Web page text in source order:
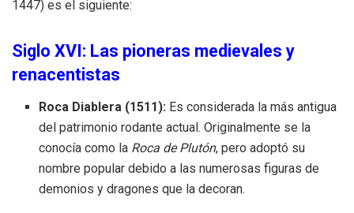
1447) es el siguiente:
Siglo XVI: Las pioneras medievales y
renacentistas
Roca Diablera (1511): Es considerada la más antigua
del patrimonio rodante actual. Originalmente se la
conocía como la Roca de Plutón, pero adoptó su
nombre popular debido a las numerosas figuras de
demonios y dragones que la decoran.